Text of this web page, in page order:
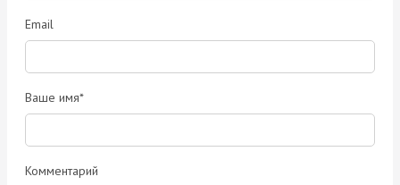
Email
Ваше имя*
Комментарий